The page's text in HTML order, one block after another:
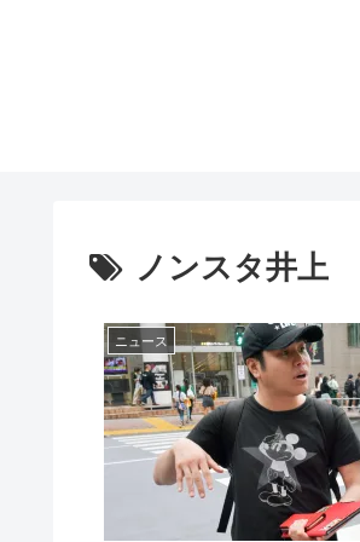
ノンスタ井上
ニュース